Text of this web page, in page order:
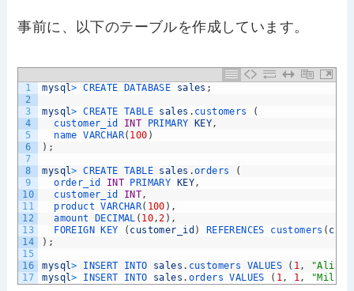
事前に、以下のテーブルを作成しています。
1
2
3
4
5
6
7
8
9
10
11
12
13
14
15
16
17
mysql> CREATE DATABASE sales ;
mysql> CREATE TABLE sales . customers
(
customer_id INT PRIMARY KEY,
name VARCHAR( 100 )
) ;
mysql> CREATE TABLE sales .orders
(
order_id INT PRIMARY KEY,
customer_id INT,
product VARCHAR( 100 ) ,
amount
DECIMAL ( 10,2 ) ,
FOREIGN
KEY ( customer_id ) REFERENCES customers (
) ;
mysql> INSERT INTO sales . customers VALUES ( 1, "Alice"
mysql> INSERT INTO sales . orders VALUES ( 1, 1, "Milk"